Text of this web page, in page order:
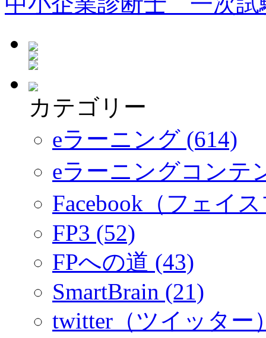
カテゴリー
eラーニング (614)
eラーニングコンテ
Facebook（フェイ
FP3 (52)
FPへの道 (43)
SmartBrain (21)
twitter（ツイッター